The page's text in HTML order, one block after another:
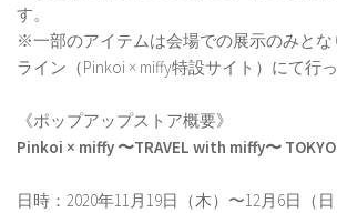
す。
※一部のアイテムは会場での展示のみとな
ライン（Pinkoi × miffy特設サイト）にて行
《ポップアップストア概要》
Pinkoi × miffy 〜TRAVEL with miffy〜
日時：2020年11月19日（木）〜12月6日（日